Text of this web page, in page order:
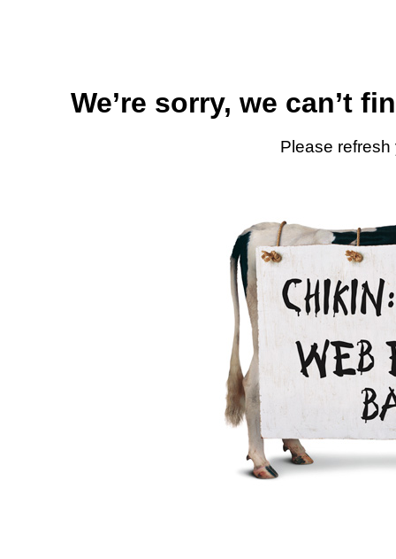
We’re sorry, we can’t
Please refresh